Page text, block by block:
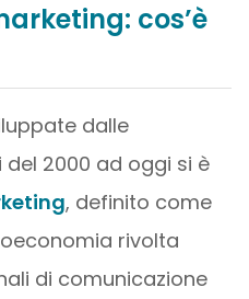
cos’è
dalle
2000 ad oggi si è
, definito come
rivolta
di comunicazione